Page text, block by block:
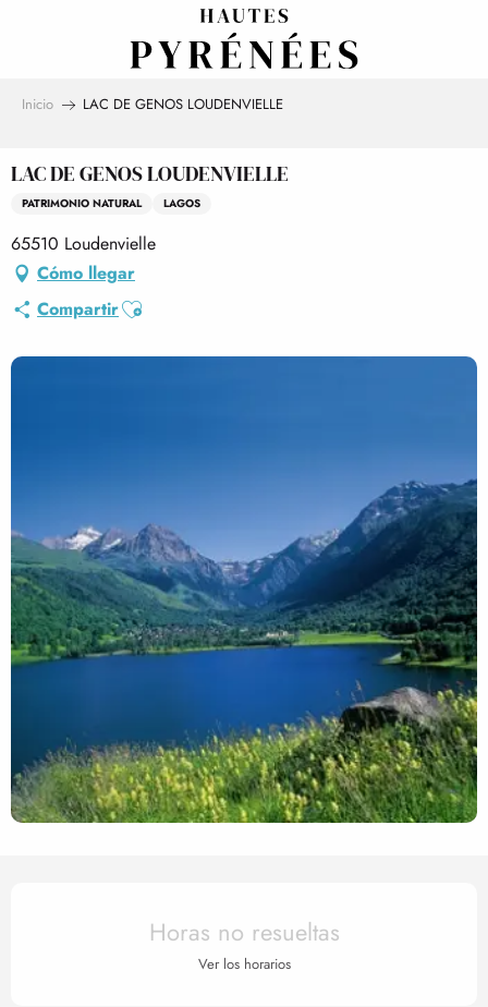
Inicio LAC DE GENOS LOUDENVIELLE
LAC DE GENOS LOUDENVIELLE
PATRIMONIO NATURAL LAGOS
65510 Loudenvielle
Cómo llegar
CompartirAjouter aux favoris
Horarios y datos de
Horas no resueltas
Ver los horarios